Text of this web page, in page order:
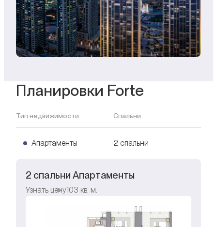
Планировки Forte
Тип недвижимости Спальни
Апартаменты 2 спальни
2 спальни Апартаменты
Узнать цену103 кв. м.